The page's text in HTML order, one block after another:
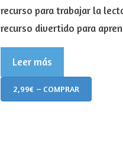
recurso para trabajar la
recurso divertido para
Leer más
2,99€ – COMPRAR